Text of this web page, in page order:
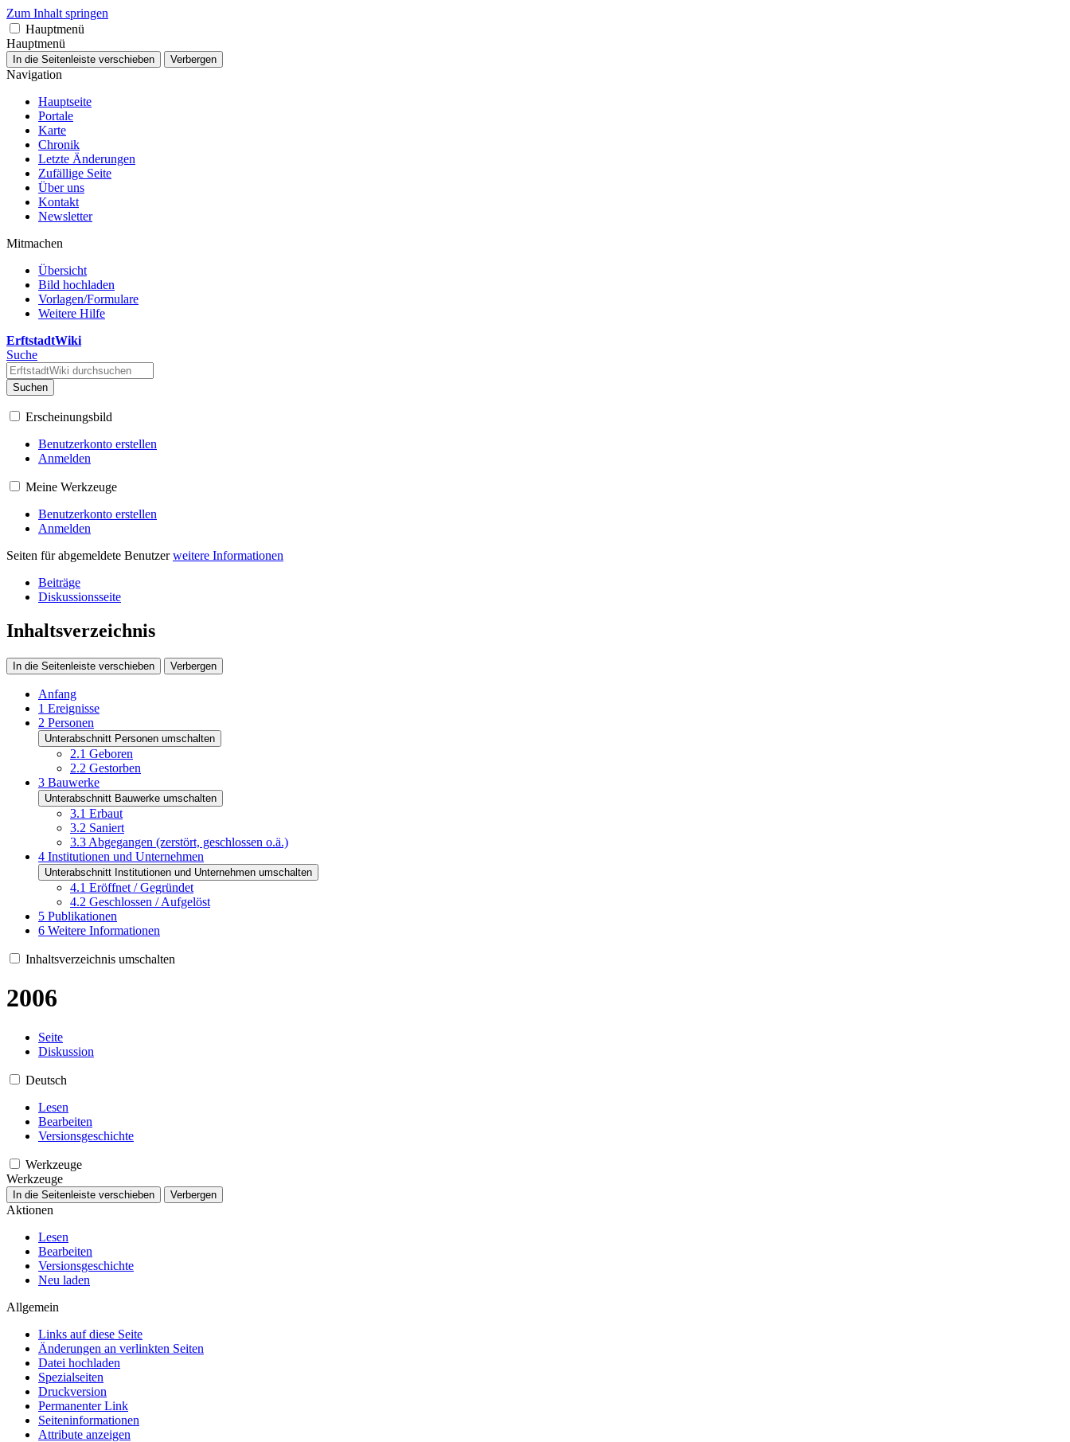
Zum Inhalt springen
Hauptmenü
Hauptmenü
In die Seitenleiste verschieben Verbergen
Navigation
Hauptseite
Portale
Karte
Chronik
Letzte Änderungen
Zufällige Seite
Über uns
Kontakt
Newsletter
Mitmachen
Übersicht
Bild hochladen
Vorlagen/Formulare
Weitere Hilfe
ErftstadtWiki
Suche
Suchen
Erscheinungsbild
Benutzerkonto erstellen
Anmelden
Meine Werkzeuge
Benutzerkonto erstellen
Anmelden
Seiten für abgemeldete Benutzerweitere Informationen
Beiträge
Diskussionsseite
Inhaltsverzeichnis
In die Seitenleiste verschieben Verbergen
Anfang
1 Ereignisse
2 Personen
Unterabschnitt Personen umschalten
2.1 Geboren
2.2 Gestorben
3 Bauwerke
Unterabschnitt Bauwerke umschalten
3.1 Erbaut
3.2 Saniert
3.3 Abgegangen (zerstört, geschlossen o.ä.)
4 Institutionen und Unternehmen
Unterabschnitt Institutionen und Unternehmen umschalten
4.1 Eröffnet / Gegründet
4.2 Geschlossen / Aufgelöst
5 Publikationen
6 Weitere Informationen
Inhaltsverzeichnis umschalten
2006
Seite
Diskussion
Deutsch
Lesen
Bearbeiten
Versionsgeschichte
Werkzeuge
Werkzeuge
In die Seitenleiste verschieben Verbergen
Aktionen
Lesen
Bearbeiten
Versionsgeschichte
Neu laden
Allgemein
Links auf diese Seite
Änderungen an verlinkten Seiten
Datei hochladen
Spezialseiten
Druckversion
Permanenter Link
Seiten­­informationen
Attribute anzeigen